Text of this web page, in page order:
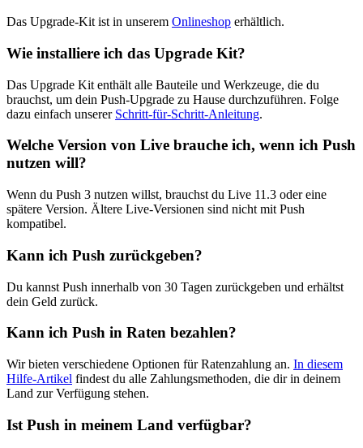
Das Upgrade-Kit ist in unserem Onlineshop erhältlich.
Wie installiere ich das Upgrade Kit?
Das Upgrade Kit enthält alle Bauteile und Werkzeuge, die du
brauchst, um dein Push-Upgrade zu Hause durchzuführen. Folge
dazu einfach unserer Schritt-für-Schritt-Anleitung.
Welche Version von Live brauche ich, wenn ich Push
nutzen will?
Wenn du Push 3 nutzen willst, brauchst du Live 11.3 oder eine
spätere Version. Ältere Live-Versionen sind nicht mit Push
kompatibel.
Kann ich Push zurückgeben?
Du kannst Push innerhalb von 30 Tagen zurückgeben und erhältst
dein Geld zurück.
Kann ich Push in Raten bezahlen?
Wir bieten verschiedene Optionen für Ratenzahlung an. In diesem
Hilfe-Artikel findest du alle Zahlungsmethoden, die dir in deinem
Land zur Verfügung stehen.
Ist Push in meinem Land verfügbar?